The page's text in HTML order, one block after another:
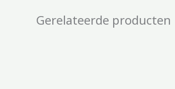
Gerelateerde producten